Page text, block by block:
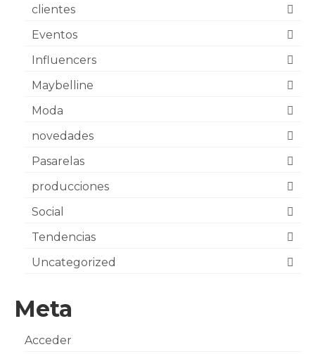
clientes
Eventos
Influencers
Maybelline
Moda
novedades
Pasarelas
producciones
Social
Tendencias
Uncategorized
Meta
Acceder